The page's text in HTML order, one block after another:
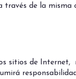
de la
sitios de